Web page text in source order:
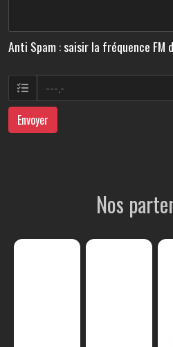
Anti Spam : saisir la fréquence FM
Envoyer
Nos